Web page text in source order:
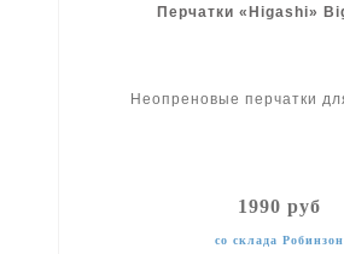
Перчатки «Higashi»
Неопреновые перчатки
1990 руб
со склада Робинзон